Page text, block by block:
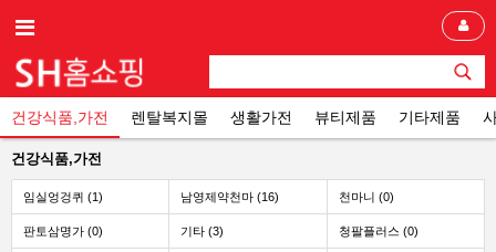
건강식품,가전 렌탈복지몰 생활가전 뷰티제품 기타제품
건강식품,가전
임실엉겅퀴 (1) 남영제약천마 (16) 천마니 (0)
판토삼명가 (0) 기타 (3) 청팔플러스 (0)